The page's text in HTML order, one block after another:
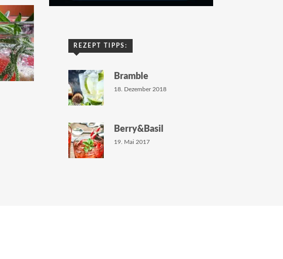
REZEPT TIPPS:
Bramble
18. Dezember 2018
Berry&Basil
19. Mai 2017